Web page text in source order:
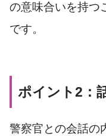
の意味合いを持つ
です。
ポイント2：
警察官との会話の